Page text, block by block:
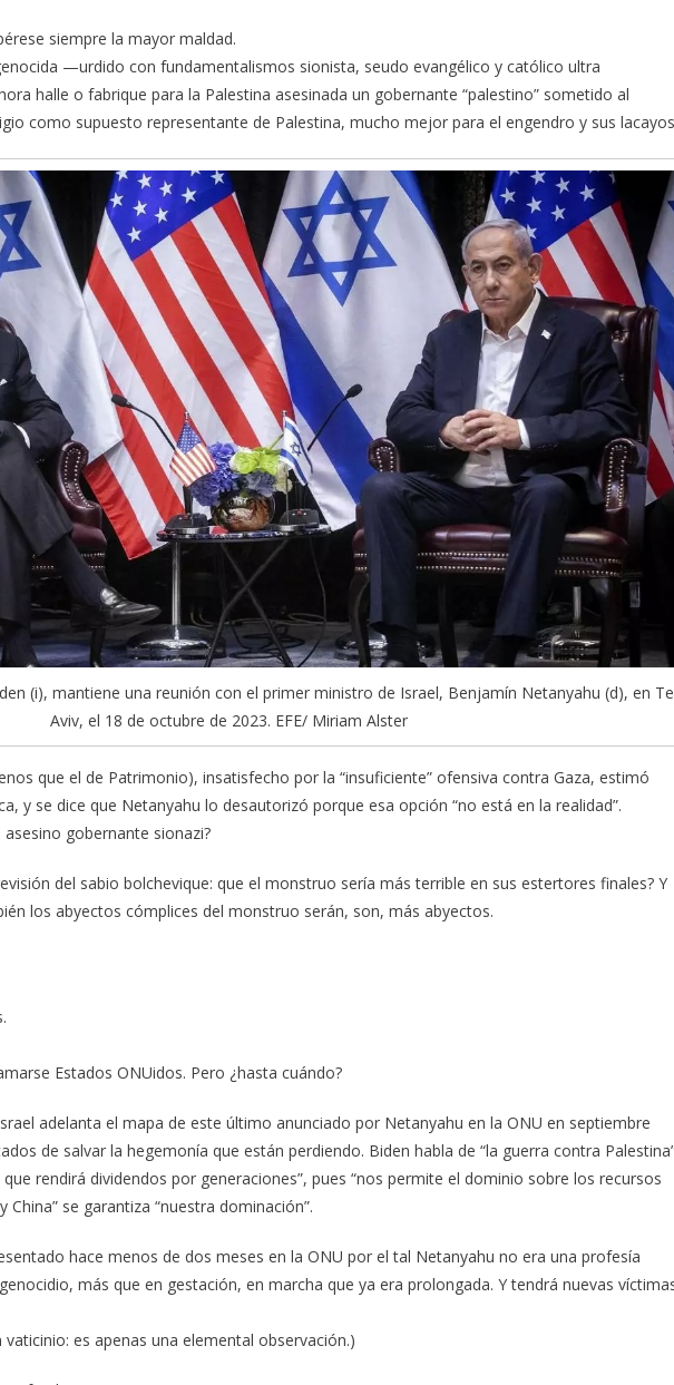
siempre la mayor maldad.
—urdido con fundamentalismos sionista, seudo evangélico y católico ultra
halle o fabrique para la Palestina asesinada un gobernante “palestino” sometido al
como supuesto representante de Palestina, mucho mejor para el engendro y sus
(i), mantiene una reunión con el primer ministro de Israel, Benjamín Netanyahu (d), en
Aviv, el 18 de octubre de 2023. EFE/ Miriam Alster
que el de Patrimonio), insatisfecho por la “insuficiente” ofensiva contra Gaza, estimó
y se dice que Netanyahu lo desautorizó porque esa opción “no está en la realidad”.
gobernante sionazi?
del sabio bolchevique: que el monstruo sería más terrible en sus estertores finales? Y
los abyectos cómplices del monstruo serán, son, más abyectos.
Estados ONUidos. Pero ¿hasta cuándo?
adelanta el mapa de este último anunciado por Netanyahu en la ONU en septiembre
de salvar la hegemonía que están perdiendo. Biden habla de “la guerra contra
rendirá dividendos por generaciones”, pues “nos permite el dominio sobre los recursos
se garantiza “nuestra dominación”.
hace menos de dos meses en la ONU por el tal Netanyahu no era una profesía
más que en gestación, en marcha que ya era prolongada. Y tendrá nuevas
es apenas una elemental observación.)